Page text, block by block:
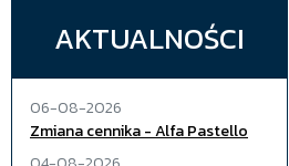
AKTUALNOŚCI
06-08-2026
Zmiana cennika - Alfa Pastello